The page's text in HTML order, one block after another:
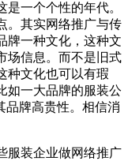
一个个性的年代。
。其实网络推广与传
牌一种文化，这种文
场信息。而不是旧式
种文化也可以有瑕
如一大品牌的服装公
品牌高贵性。相信消
装企业做网络推广